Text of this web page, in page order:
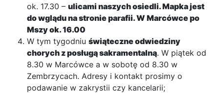
ok. 17.30 – ulicami naszych osiedli. Mapka jest
do wglądu na stronie parafii.W Marcówce po
Mszy ok. 16.00
W tym tygodniu świąteczne odwiedziny
chorych z posługą sakramentalną. W piątek od
8.30 w Marcówce a w sobotę od 8.30 w
Zembrzycach. Adresy i kontakt prosimy o
podawanie w zakrystii czy kancelarii;